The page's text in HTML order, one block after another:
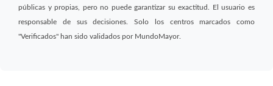
públicas y propias, pero no puede garantizar su exactitud. El usuario es
responsable de sus decisiones. Solo los centros marcados como
"Verificados" han sido validados por MundoMayor.